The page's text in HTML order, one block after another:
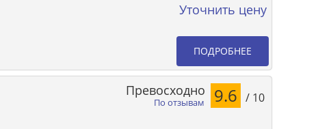
Уточнить цену
ПОДРОБНЕЕ
По отзывам
Превосходно 9.6 / 10